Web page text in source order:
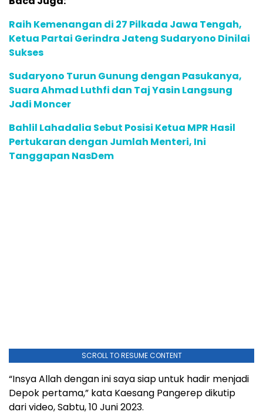
Raih Kemenangan di 27 Pilkada Jawa Tengah,
Ketua Partai Gerindra Jateng Sudaryono Dinilai
Sukses
Sudaryono Turun Gunung dengan Pasukanya,
Suara Ahmad Luthfi dan Taj Yasin Langsung
Jadi Moncer
Bahlil Lahadalia Sebut Posisi Ketua MPR Hasil
Pertukaran dengan Jumlah Menteri, Ini
Tanggapan NasDem
SCROLL TO RESUME CONTENT
“Insya Allah dengan ini saya siap untuk hadir menjadi
Depok pertama,” kata Kaesang Pangerep dikutip
dari video, Sabtu, 10 Juni 2023.